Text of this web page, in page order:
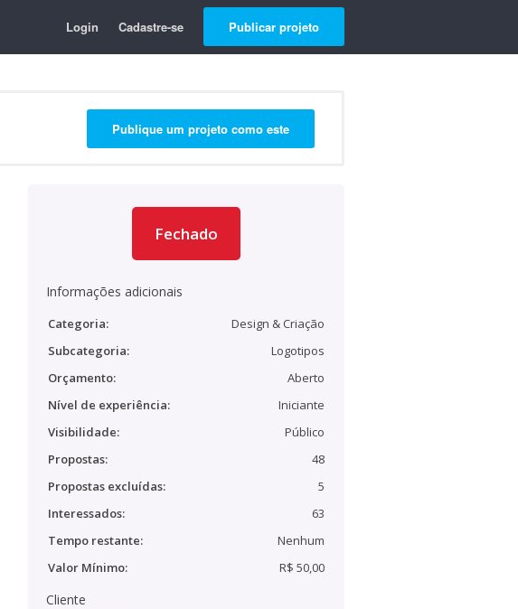
Login Cadastre-se Publicar projeto
Publique um projeto como este
Fechado
Informações adicionais
Categoria:
Design & Criação
Subcategoria:
Logotipos
Orçamento:
Aberto
Nível de experiência:
Iniciante
Visibilidade:
Público
Propostas:
48
Propostas excluídas:
5
Interessados:
63
Tempo restante:
Nenhum
Valor Mínimo:
R$ 50,00
Cliente